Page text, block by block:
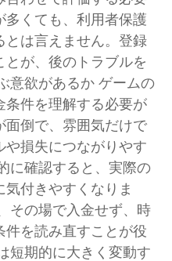
多くても、利用者保護
とは言えません。登録
が、後のトラブルを
意欲があるか ゲームの
条件を理解する必要が
面倒で、雰囲気だけで
や損失につながりやす
に確認すると、実際の
付きやすくなりま
その場で入金せず、時
件を読み直すことが役
短期的に大きく変動す